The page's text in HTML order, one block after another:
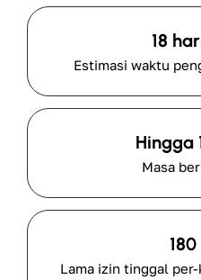
18
Estimasi waktu
Hingga
Masa
Lama izin tinggal